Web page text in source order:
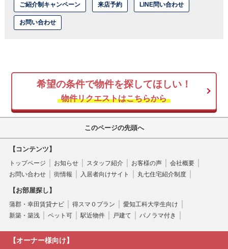
ご紹介制キャンペーン 来店予約 LINE問い合わせ
お問い合わせ
希望の条件で物件を探してほしい！
物件リクエストはこちらから
このページの先頭へ
【コンテンツ】
トップページ お知らせ スタッフ紹介 お客様の声
会社概要
お問い合わせ
街情報 入居者向けサイト 丸七住宅紹介制度
【お部屋探し】
蒲郡・幸田賃貸ナビ 得スマ０プラン
愛知工科大学生向け
新築・築浅
ペット可 駅近物件 戸建て パノラマ付き
【オーナー様向け】